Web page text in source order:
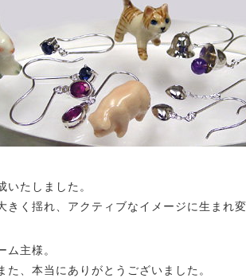
いたしました。
きく揺れ、アクティブなイメージに生まれ変
ム主様。
た、本当にありがとうございました。